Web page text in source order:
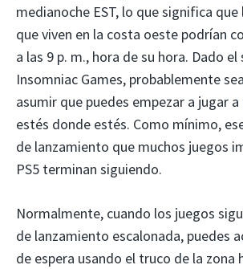
medianoche EST, lo que significa que
que viven en la costa oeste podrían
a las 9 p. m., hora de su hora. Dado
Insomniac Games, probablemente
asumir que puedes empezar a jugar
estés donde estés. Como mínimo,
de lanzamiento que muchos juegos
PS5 terminan siguiendo.
Normalmente, cuando los juegos
de lanzamiento escalonada, puedes
de espera usando el truco de la zona